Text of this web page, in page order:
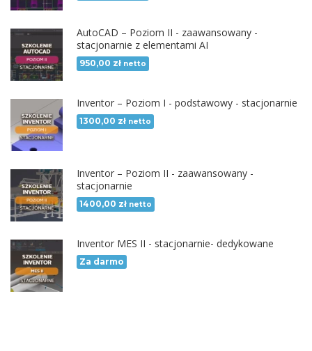
AutoCAD – Poziom II - zaawansowany -
stacjonarnie z elementami AI
950,00 zł netto
Inventor – Poziom I - podstawowy - stacjonarnie
1300,00 zł netto
Inventor – Poziom II - zaawansowany -
stacjonarnie
1400,00 zł netto
Inventor MES II - stacjonarnie- dedykowane
Za darmo